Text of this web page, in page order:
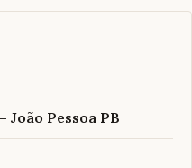
João Pessoa PB